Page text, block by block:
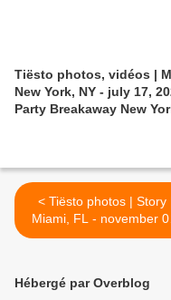
Tiësto photos, vidéos |
New York, NY - july 17,
Party Breakaway New
< Tiësto photos | Story |
Miami, FL - november
2018
Hébergé par Overblog